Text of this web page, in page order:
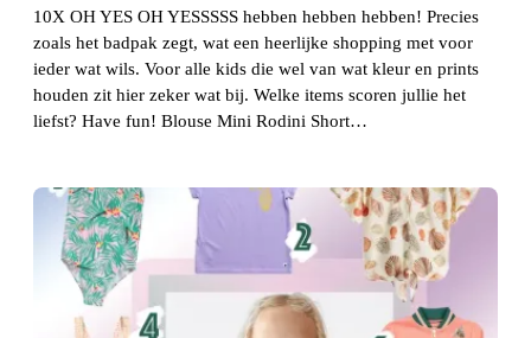
10X OH YES OH YESSSSS hebben hebben hebben! Precies
zoals het badpak zegt, wat een heerlijke shopping met voor
ieder wat wils. Voor alle kids die wel van wat kleur en prints
houden zit hier zeker wat bij. Welke items scoren jullie het
liefst? Have fun! Blouse Mini Rodini Short…